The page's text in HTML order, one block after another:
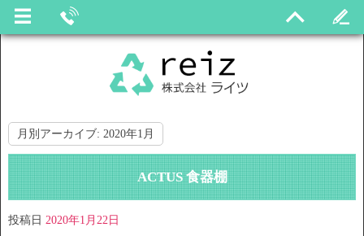
月別アーカイブ: 2020年1月
ACTUS 食器棚
投稿日 2020年1月22日